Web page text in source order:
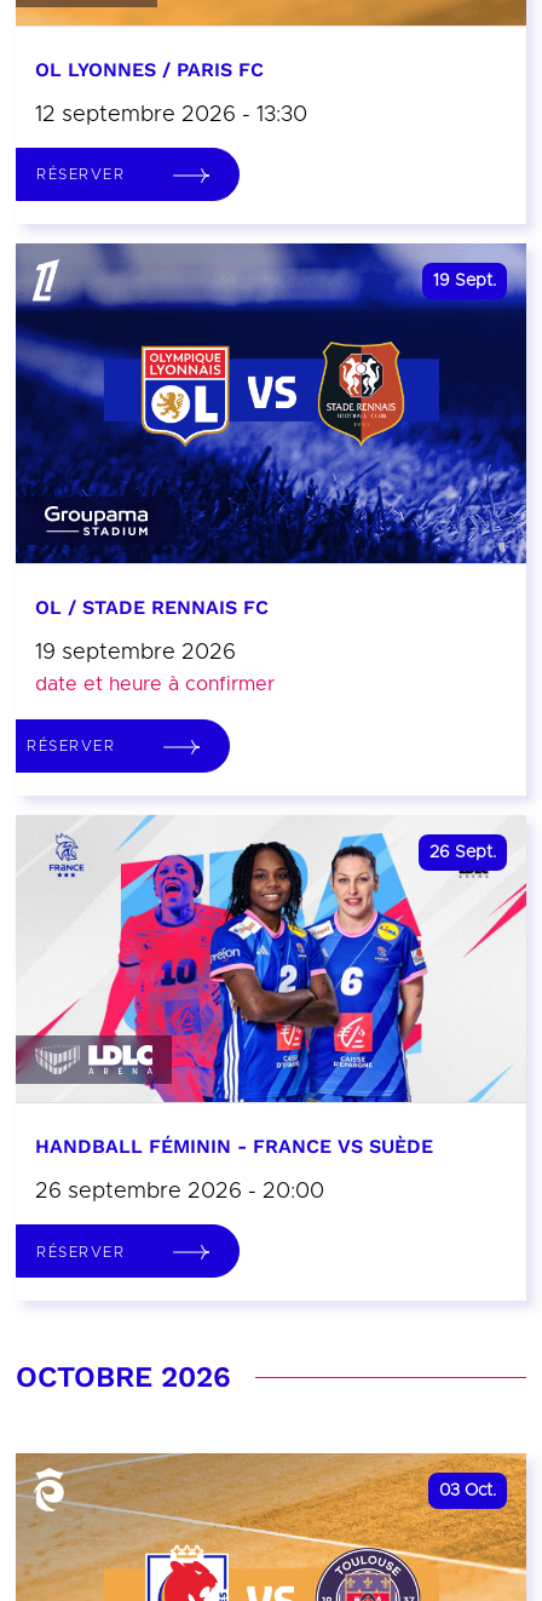
OL LYONNES / PARIS FC
12 septembre 2026 - 13:30
RÉSERVER
19 Sept.
OL / STADE RENNAIS FC
19 septembre 2026
date et heure à confirmer
RÉSERVER
26 Sept.
HANDBALL FÉMININ - FRANCE VS SUÈDE
26 septembre 2026 - 20:00
RÉSERVER
OCTOBRE 2026
03 Oct.